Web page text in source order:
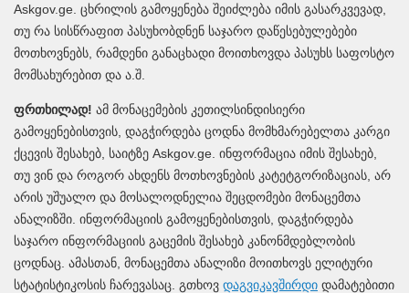
Askgov.ge. ცხრილის გამოყენება შეიძლება იმის გასარკვევად,
თუ რა სისწრაფით პასუხობდნენ საჯარო დაწესებულებები
მოთხოვნებს, რამდენი განაცხადი მოითხოვდა პასუხს საფოსტო
მომსახურებით და ა.შ.
ფრთხილად! ამ მონაცემების კეთილსინდისიერი
გამოყენებისთვის, დაგჭირდება ცოდნა მომხმარებელთა კარგი
ქცევის შესახებ, საიტზე Askgov.ge. ინფორმაცია იმის შესახებ,
თუ ვინ და როგორ ახდენს მოთხოვნების კატეტგორიზაციას, არ
არის უშუალო და მოსალოდნელია შეცდომები მონაცემთა
ანალიზში. ინფორმაციის გამოყენებისთვის, დაგჭირდება
საჯარო ინფორმაციის გაცემის შესახებ კანონმდებლობის
ცოდნაც. ამასთან, მონაცემთა ანალიზი მოითხოვს ელიტური
სტატისტიკოსის ჩარევასაც. გთხოვ დაგვიკავშირდი დამატებითი